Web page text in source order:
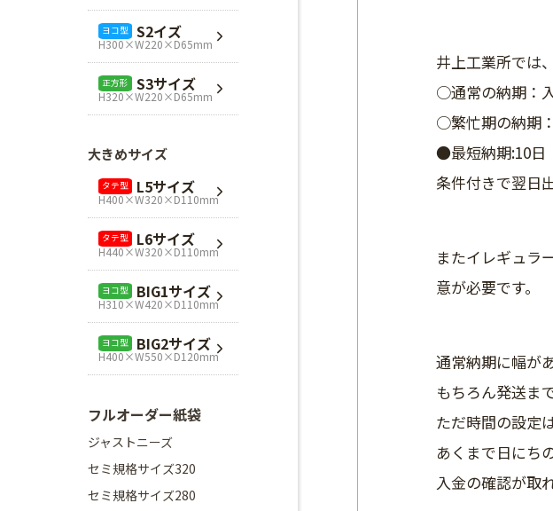
井上工業所では
○通常の納期：
○繁忙期の納期
●最短納期:10日
条件付きで翌日
またイレギュラ
意が必要です。
通常納期に幅が
もちろん発送ま
ただ時間の設定
あくまで日にち
入金の確認が取
L4サイズ
H360×W320×D110mm
L1サイズ
H240×W320×D110mm
正方形 Mスクエア
H280×W280×D80mm
正方形 Lスクエア
H320×W320×D110mm
ヨコ型 S2イズ
H300×W220×D65mm
正方形 S3サイズ
H320×W220×D65mm
大きめサイズ
タテ型 L5サイズ
H400×W320×D110mm
タテ型 L6サイズ
H440×W320×D110mm
ヨコ型 BIG1サイズ
H310×W420×D110mm
ヨコ型 BIG2サイズ
H400×W550×D120mm
フルオーダー紙袋
ジャストニーズ
セミ規格サイズ320
セミ規格サイズ280